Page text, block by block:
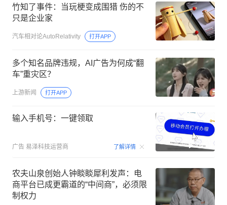
竹知了事件：当玩梗变成围猎 伤的不
只是企业家
汽车相对论AutoRelativity 打开APP
多个知名品牌违规，AI广告为何成“翻
车”重灾区？
上游新闻 打开APP
输入手机号：一键领取
广告 易泽科技运营商 了解详情 00:15
农夫山泉创始人钟睒睒犀利发声：电
商平台已成更霸道的“中间商”，必须限
制权力